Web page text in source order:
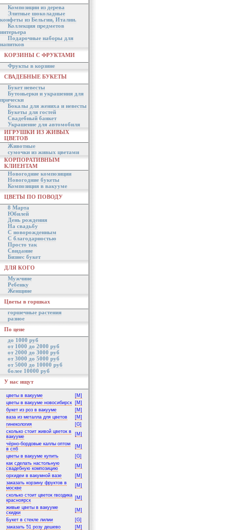
Композиции из дерева
Элитные шоколадные
конфеты из Бельгии, Италии.
Коллекция предметов
интерьера
Подарочные наборы для
напитков
КОРЗИНЫ С ФРУКТАМИ
Фрукты в корзине
СВАДЕБНЫЕ БУКЕТЫ
Букет невесты
Бутоньерки и украшения для
прически
Бокалы для жениха и невесты
Букеты для гостей
Свадебный банкет
Украшение для автомобиля
ИГРУШКИ ИЗ ЖИВЫХ
ЦВЕТОВ
Животные
сумочки из живых цветами
КОРПОРАТИВНЫМ
КЛИЕНТАМ
Новогодние композиции
Новогодние букеты
Композиция в вакууме
ЦВЕТЫ ПО ПОВОДУ
8 Марта
Юбилей
День рождения
На свадьбу
С новорожденным
С благодарностью
Просто так
Свидание
Бизнес букет
ДЛЯ КОГО
Мужчине
Ребенку
Женщине
Цветы в горшках
горшечные растения
разное
По цене
до 1000 руб
от 1000 до 2000 руб
от 2000 до 3000 руб
от 3000 до 5000 руб
от 5000 до 10000 руб
более 10000 руб
У нас ищут
цветы в вакууме
[M]
цветы в вакууме новосибирск
[M]
букет из роз в вакууме
[M]
ваза из металла для цветов
[M]
гинекология
[G]
сколько стоит живой цветок в
вакууме
[M]
чёрно-бордовые каллы оптом
в спб
[M]
цветы в вакууме купить
[G]
как сделать настольную
свадебную композицию
[M]
орхидеи в вакумной вазе
[M]
заказать корзину фруктов в
москве
[M]
сколько стоит цветок гвоздика
красноярск
[M]
живые цветы в вакууме
скидки
[M]
Букет в стекле лилии
[G]
заказать 51 розу дешево
[M]